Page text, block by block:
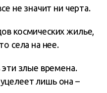
не значит ни черта.
космических жилье,
села на нее.
злые времена.
лишь она –